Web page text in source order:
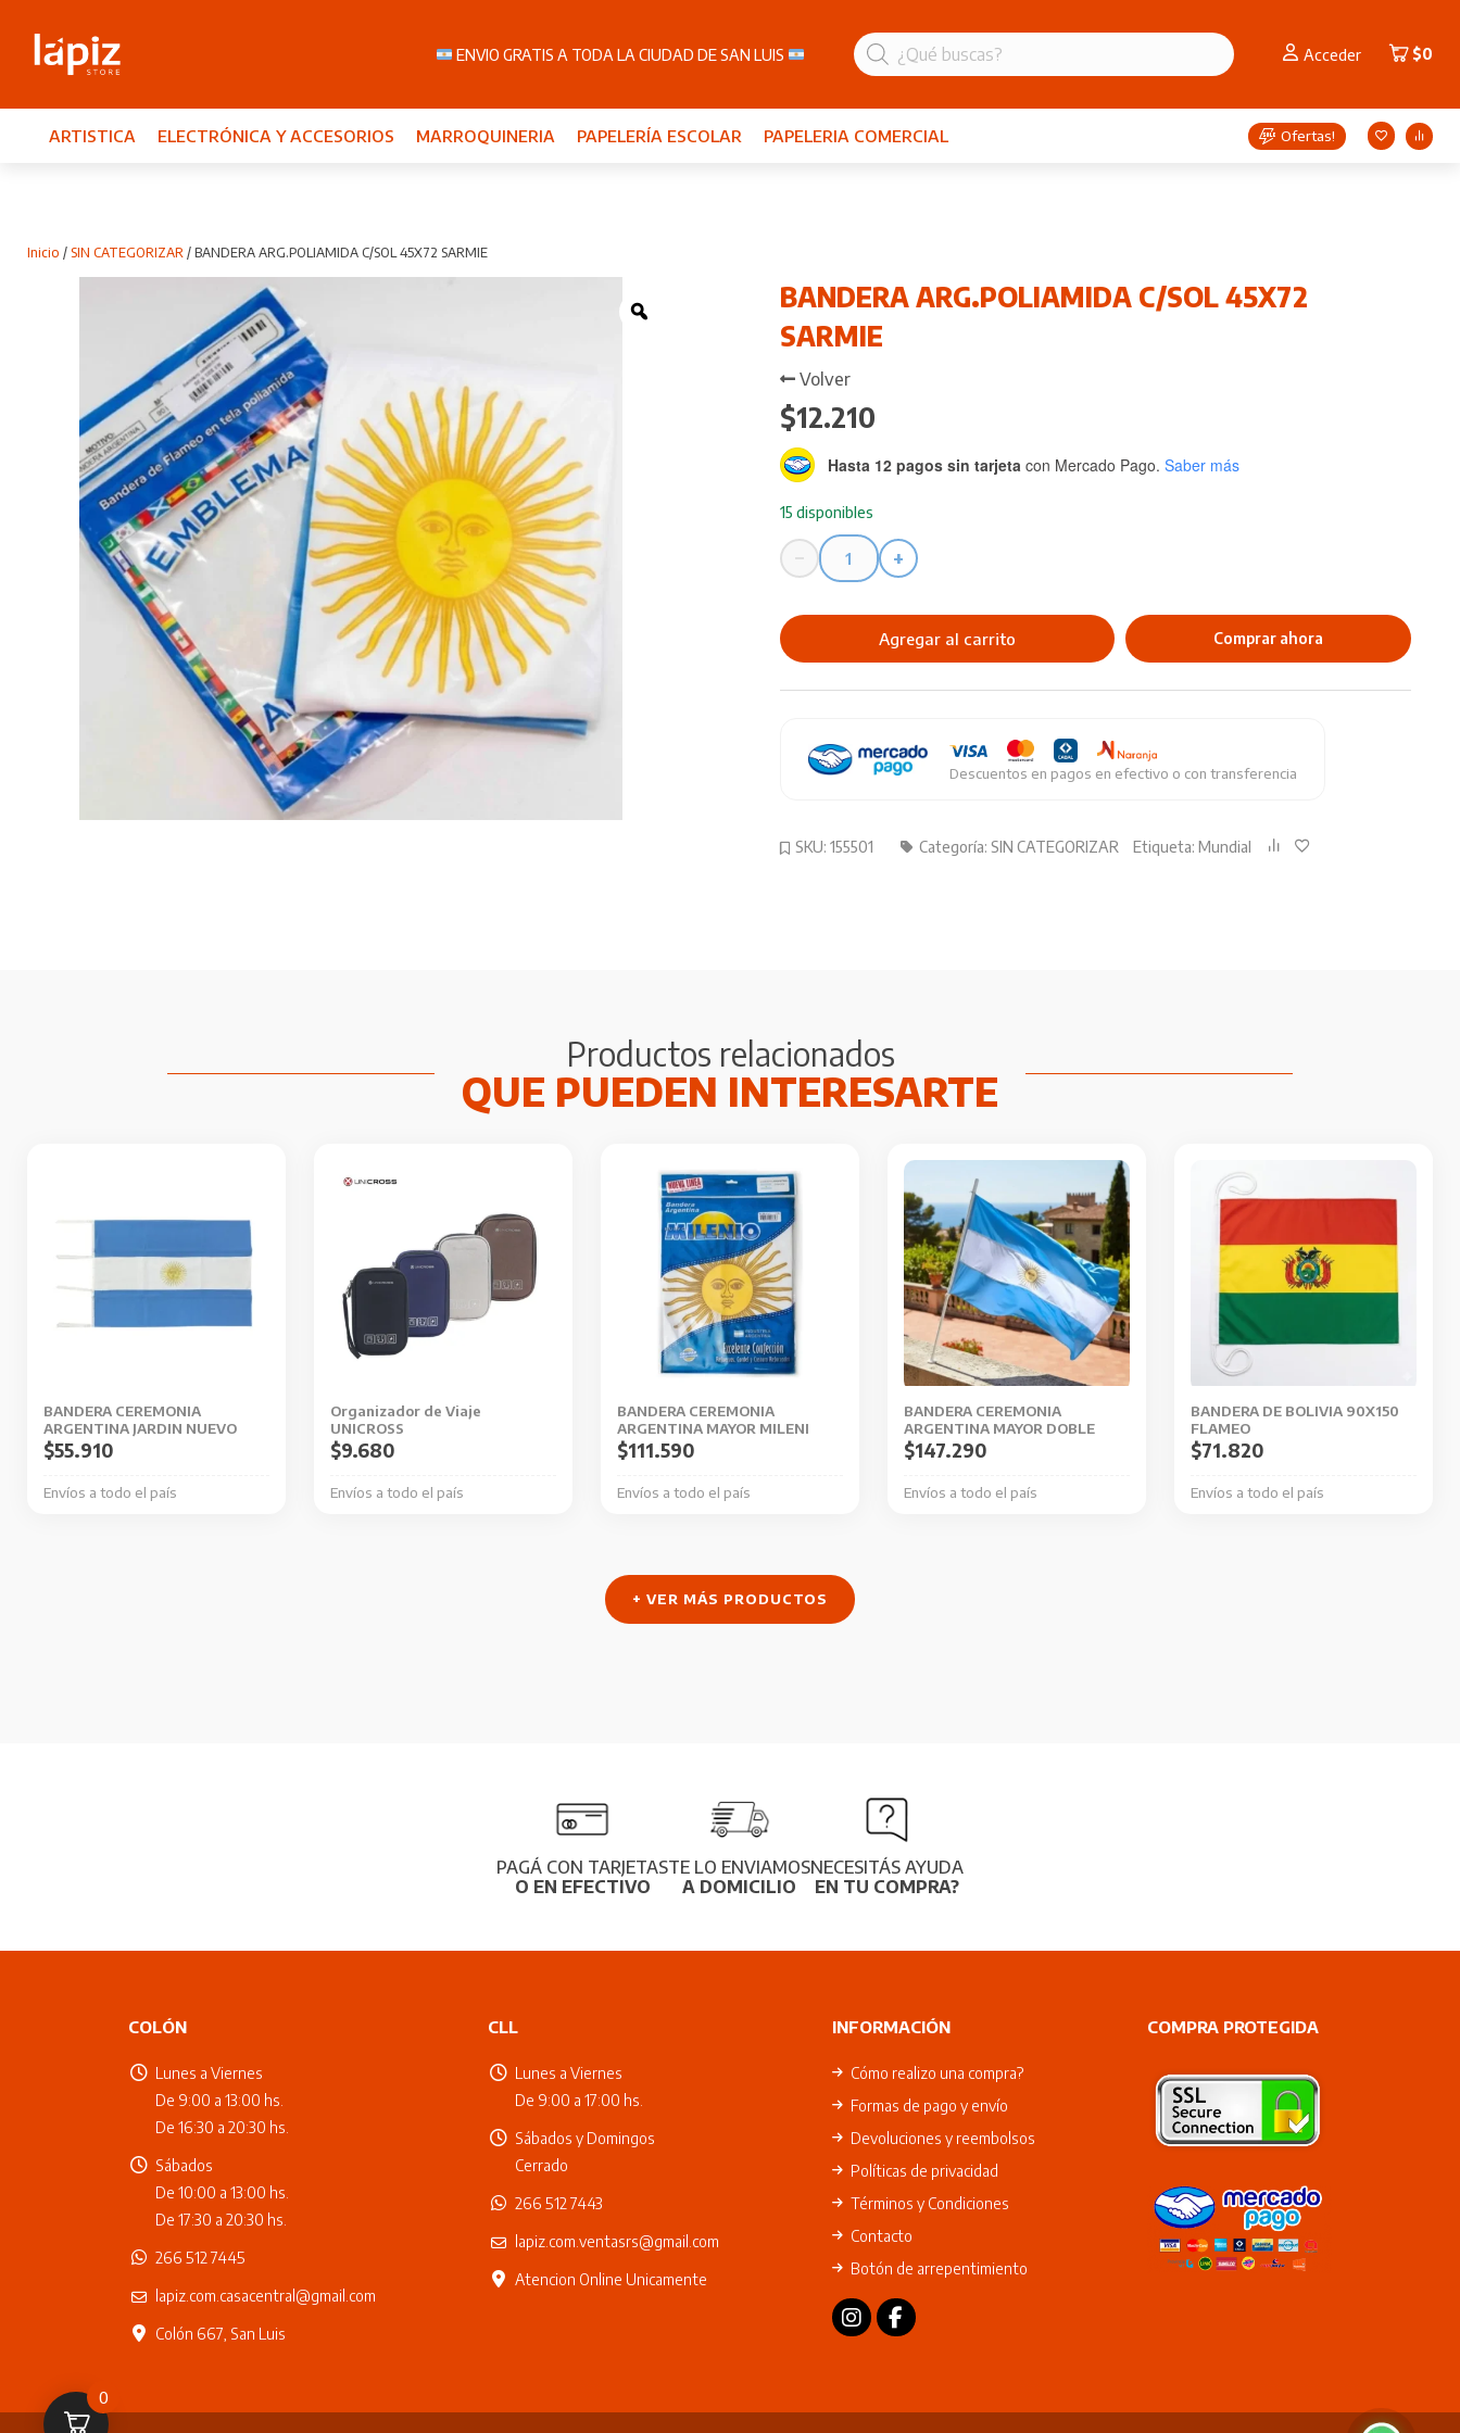
Búsqueda
de
productos
Acceder $0
ENVIO GRATIS A TODA LA CIUDAD DE SAN LUIS
ARTISTICA ELECTRÓNICA Y ACCESORIOS MARROQUINERIA PAPELERÍA ESCOLAR PAPELERIA COMERCIAL Ofertas!
Inicio / SIN CATEGORIZAR / BANDERA ARG.POLIAMIDA C/SOL 45X72 SARMIE
BANDERA ARG.POLIAMIDA C/SOL 45X72
SARMIE
Volver
$12.210
15 disponibles
Hasta 12 pagos sin tarjeta con Mercado Pago. Saber más
−
BANDERA
C/SOL
45X72
+
Agregar al carrito Comprar ahora
SKU: 155501 Categoría: SIN CATEGORIZAR Etiqueta: Mundial
Descuentos en pagos en efectivo o con transferencia
Productos relacionados
BANDERA CEREMONIA
ARGENTINA JARDIN NUEVO
Envíos a todo el país
$55.910
Organizador de Viaje
UNICROSS
Envíos a todo el país
$9.680
Este
variantes.
Las
opciones
elegir
en
página
BANDERA CEREMONIA
ARGENTINA MAYOR MILENI
Envíos a todo el país
$111.590
BANDERA CEREMONIA
ARGENTINA MAYOR DOBLE
Envíos a todo el país
$147.290
BANDERA DE BOLIVIA 90X150
FLAMEO
Envíos a todo el país
$71.820
+ VER MÁS PRODUCTOS
PAGÁ CON TARJETAS
O EN EFECTIVO
TE LO ENVIAMOS
A DOMICILIO
NECESITÁS AYUDA
EN TU COMPRA?
COLÓN
Lunes a Viernes
De 9:00 a 13:00 hs.
De 16:30 a 20:30 hs.
Sábados
De 10:00 a 13:00 hs.
De 17:30 a 20:30 hs.
266 512 7445
lapiz.com.casacentral@gmail.com
Colón 667, San Luis
CLL
Lunes a Viernes
De 9:00 a 17:00 hs.
Sábados y Domingos
Cerrado
266 512 7443
lapiz.com.ventasrs@gmail.com
Atencion Online Unicamente
INFORMACIÓN
Cómo realizo una compra?
Formas de pago y envío
Devoluciones y reembolsos
Políticas de privacidad
Términos y Condiciones
Contacto
Botón de arrepentimiento
COMPRA PROTEGIDA
0